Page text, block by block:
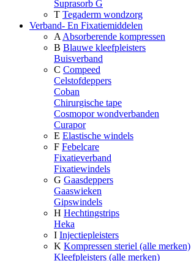
Suprasorb G
T Tegaderm wondzorg
Verband- En Fixatiemiddelen
A Absorberende kompressen
B Blauwe kleefpleisters
Buisverband
C Compeed
Celstofdeppers
Coban
Chirurgische tape
Cosmopor wondverbanden
Curapor
E Elastische windels
F Febelcare
Fixatieverband
Fixatiewindels
G Gaasdeppers
Gaaswieken
Gipswindels
H Hechtingstrips
Heka
I Injectiepleisters
K Kompressen steriel (alle merken)
Kleefpleisters (alle merken)